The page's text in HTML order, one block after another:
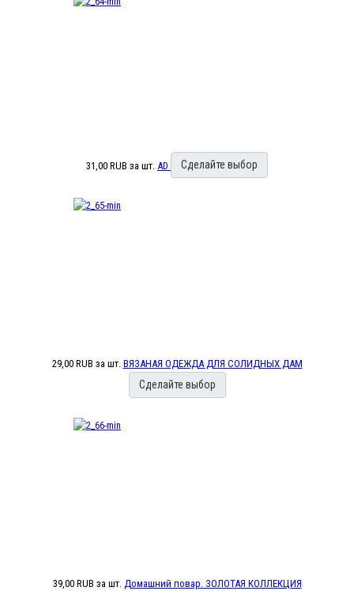
31,00 RUB за шт. AD Сделайте выбор
29,00 RUB за шт. ВЯЗАНАЯ ОДЕЖДА ДЛЯ СОЛИДНЫХ ДАМ
Сделайте выбор
39,00 RUB за шт. Домашний повар. ЗОЛОТАЯ КОЛЛЕКЦИЯ